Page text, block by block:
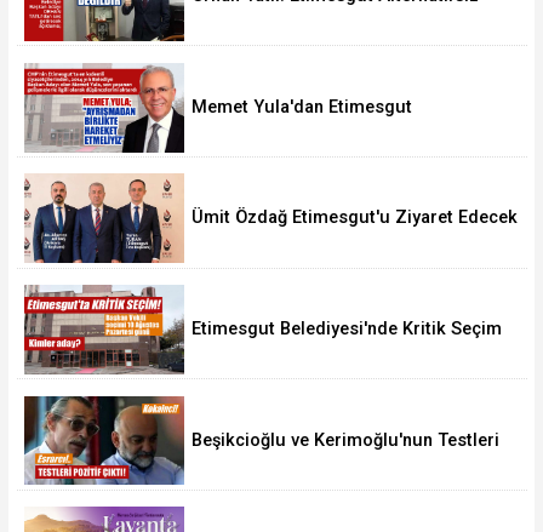
Memet Yula'dan Etimesgut
Ümit Özdağ Etimesgut'u Ziyaret Edecek
Etimesgut Belediyesi'nde Kritik Seçim
Beşikcioğlu ve Kerimoğlu'nun Testleri